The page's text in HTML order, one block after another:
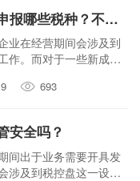
资源和社会保障厅 中国
省分行 四川省医疗保障
整社会保险费申报缴纳
。自2024年1月1日起，
整为直接自行向税务部
企业需要申报哪些税种？不报税有什么后果？
业在经营期间会涉及到
作。而对于一些新成立
问题不是很了解。因
要申报哪些税种？不报
？下面本文来带您对此
！
693
安全吗？
间出于业务需要开具发
涉及到税控盘这一设